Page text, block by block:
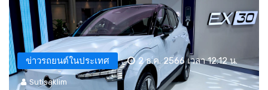
ข่าวรถยนต์ในประเทศ 2 ธ.ค. 2566 เวลา 12:12 น.
Sutisaklim